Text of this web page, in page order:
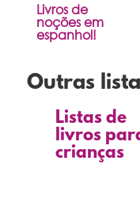
Livros de
noções em
espanhol!
Outras
Listas de
livros
crianças